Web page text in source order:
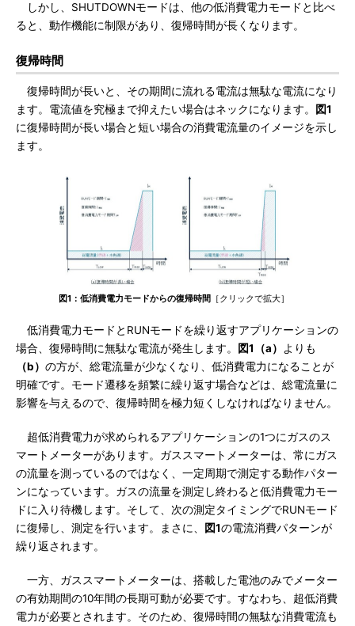
しかし、SHUTDOWNモードは、他の低消費電力モードと比べ
ると、動作機能に制限があり、復帰時間が長くなります。
復帰時間
復帰時間が長いと、その期間に流れる電流は無駄な電流になり
ます。電流値を究極まで抑えたい場合はネックになります。
図1
に復帰時間が長い場合と短い場合の消費電流量のイメージを示し
ます。
図1：低消費電力モードからの復帰時間 ［クリックで拡大］
低消費電力モードとRUNモードを繰り返すアプリケーションの
場合、復帰時間に無駄な電流が発生します。
図1（a）
よりも
（b） の方が、総電流量が少なくなり、低消費電力になることが
明確です。モード遷移を頻繁に繰り返す場合などは、総電流量に
影響を与えるので、復帰時間を極力短くしなければなりません。
超低消費電力が求められるアプリケーションの1つにガスのス
マートメーターがあります。ガススマートメーターは、常にガス
の流量を測っているのではなく、一定周期で測定する動作パター
ンになっています。ガスの流量を測定し終わると低消費電力モー
ドに入り待機します。そして、次の測定タイミングでRUNモード
に復帰し、測定を行います。まさに、
図1の電流消費パターンが
繰り返されます。
一方、ガススマートメーターは、搭載した電池のみでメーター
の有効期間の10年間の長期可動が必要です。すなわち、超低消費
電力が必要とされます。そのため、復帰時間の無駄な消費電流も